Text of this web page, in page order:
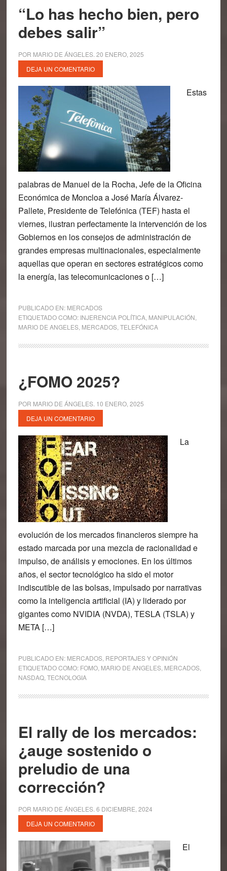
“Lo has hecho bien, pero
debes salir”
POR MARIO DE ÁNGELES. 20 ENERO, 2025
DEJA UN COMENTARIO
Estas
palabras de Manuel de la Rocha, Jefe de la Oficina
Económica de Moncloa a José María Álvarez-
Pallete, Presidente de Telefónica (TEF) hasta el
viernes, ilustran perfectamente la intervención de los
Gobiernos en los consejos de administración de
grandes empresas multinacionales, especialmente
aquellas que operan en sectores estratégicos como
la energía, las telecomunicaciones o […]
PUBLICADO EN: MERCADOS
ETIQUETADO COMO: INJERENCIA POLÍTICA, MANIPULACIÓN
MARIO DE ANGELES, MERCADOS, TELEFÓNICA
¿FOMO 2025?
POR MARIO DE ÁNGELES. 10 ENERO, 2025
DEJA UN COMENTARIO
La
evolución de los mercados financieros siempre ha
estado marcada por una mezcla de racionalidad e
impulso, de análisis y emociones. En los últimos
años, el sector tecnológico ha sido el motor
indiscutible de las bolsas, impulsado por narrativas
como la inteligencia artificial (IA) y liderado por
gigantes como NVIDIA (NVDA), TESLA (TSLA) y
META […]
PUBLICADO EN: MERCADOS, REPORTAJES Y OPINIÓN
ETIQUETADO COMO: FOMO, MARIO DE ANGELES, MERCADOS,
NASDAQ, TECNOLOGIA
El rally de los mercados:
¿auge sostenido o
preludio de una
corrección?
POR MARIO DE ÁNGELES. 6 DICIEMBRE, 2024
DEJA UN COMENTARIO
El